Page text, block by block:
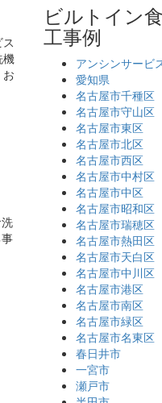
機
ビルトイン
工事例
アンシンサービ
愛知県
名古屋市千種区
名古屋市守山区
名古屋市東区
名古屋市北区
名古屋市西区
名古屋市中村区
名古屋市中区
名古屋市昭和区
名古屋市瑞穂区
名古屋市熱田区
名古屋市天白区
名古屋市中川区
名古屋市港区
名古屋市南区
名古屋市緑区
名古屋市名東区
春日井市
一宮市
瀬戸市